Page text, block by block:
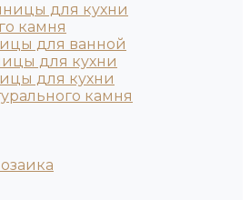
для кухни
камня
для ванной
для кухни
для кухни
камня